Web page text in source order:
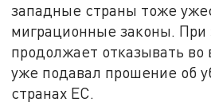
западные страны тоже
миграционные законы. При
продолжает отказывать во
уже подавал прошение об
странах ЕС.